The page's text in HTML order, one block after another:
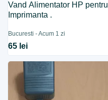
Vand Alimentator HP pentru
Imprimanta .
Bucuresti - Acum 1 zi
65 lei